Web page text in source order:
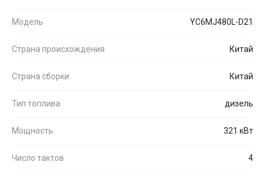
Модель YC6MJ480L-D21
Страна происхождения Китай
Страна сборки Китай
Тип топлива дизель
Мощность 321 кВт
Число тактов 4